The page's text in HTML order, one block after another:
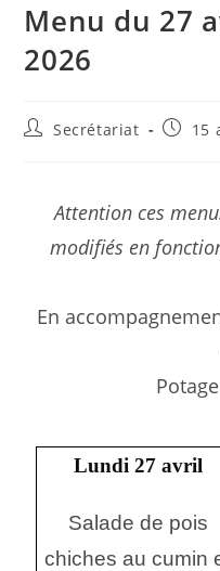
Menu du 27
2026
Secrétariat 15
Attention ces
modifiés en
En
Lundi 27 avril
Salade de pois
chiches au cumin